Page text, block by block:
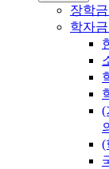
장학
학자
(
(